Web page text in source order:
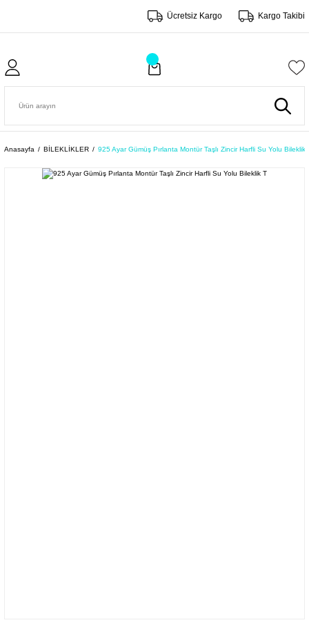
Ücretsiz Kargo Kargo Takibi
Anasayfa BİLEKLİKLER 925 Ayar Gümüş Pırlanta Montür Taşlı Zincir Harfli Su Yolu Bileklik